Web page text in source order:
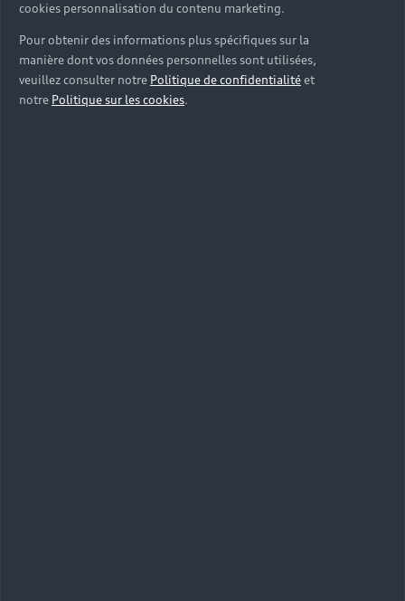
cookies personnalisation du contenu marketing.
Pour obtenir des informations plus spécifiques sur la
manière dont vos données personnelles sont utilisées,
veuillez consulter notre Politique de confidentialitéet
notre Politique sur les cookies.